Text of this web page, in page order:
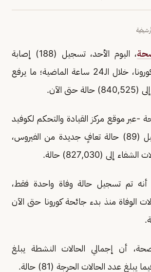
، اليوم الأحد، تسجيل (188) إصابة
جديدة بفيروس كورونا، خلال الـ24 ساعة الماضية؛ ما يرفع
الآن.
-عبر موقع مركز القيادة والتحكم لكوفيد
١٩- أنه تم تسجيل (89) حالة تعافٍ جديدة من الفيروس،
إلى (827,030) حالة.
أنه تم تسجيل حالة وفاة واحدة فقط،
الوفاة منذ بدء جائحة كورونا حتى الآن
أن إجمالي الحالات النشطة يبلغ